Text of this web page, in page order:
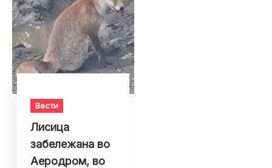
Вести
Лисица
забележана во
Аеродром, во